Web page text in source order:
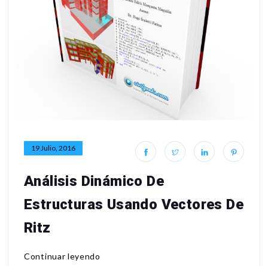
19 Julio, 2016
Análisis Dinámico De
Estructuras Usando Vectores De
Ritz
Continuar leyendo